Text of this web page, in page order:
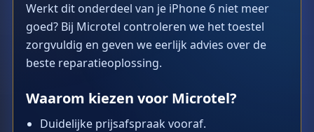
Werkt dit onderdeel van je iPhone 6 niet meer
goed? Bij Microtel controleren we het toestel
zorgvuldig en geven we eerlijk advies over de
beste reparatieoplossing.
Waarom kiezen voor Microtel?
Duidelijke prijsafspraak vooraf.